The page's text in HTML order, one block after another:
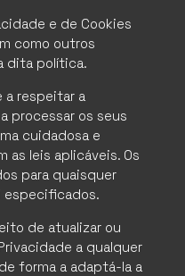
e de Cookies
como outros
dita política.
a respeitar a
processar os seus
cuidadosa e
as leis aplicáveis. Os
para quaisquer
especificados.
de atualizar ou
a qualquer
forma a adaptá-la a